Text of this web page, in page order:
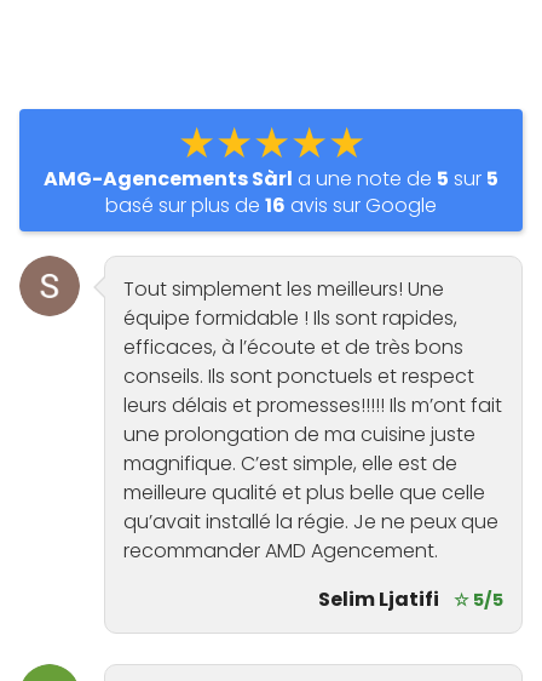
★★★★★
AMG-Agencements Sàrl a une note de 5 sur 5
basé sur plus de 16 avis sur Google
Tout simplement les meilleurs! Une
équipe formidable ! Ils sont rapides,
efficaces, à l’écoute et de très bons
conseils. Ils sont ponctuels et respect
leurs délais et promesses!!!!! Ils m’ont fait
une prolongation de ma cuisine juste
magnifique. C’est simple, elle est de
meilleure qualité et plus belle que celle
qu’avait installé la régie. Je ne peux que
recommander AMD Agencement.
Selim Ljatifi
☆ 5/5